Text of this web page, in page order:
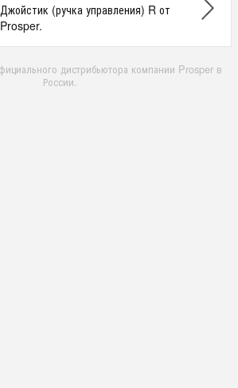
Джойстик (ручка управления) R от
Prosper.
дистрибьютора компании Prosper в
России.